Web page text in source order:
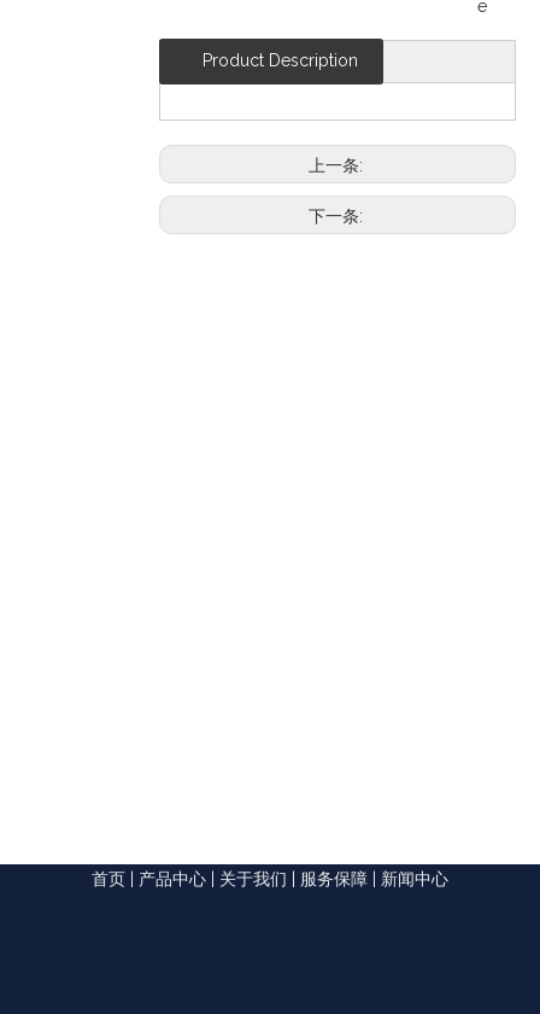
e
Product Description
上一条:
下一条:
首页 产品中心 关于我们 服务保障 新闻中心